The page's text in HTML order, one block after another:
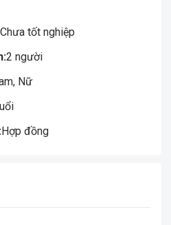
Chưa tốt nghiệp
2 người
Nữ
Hợp đồng